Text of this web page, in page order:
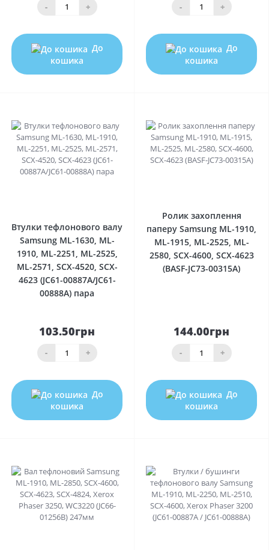
- +
До
кошика
- +
До
кошика
Втулки тефлонового валу
Samsung ML-1630, ML-
1910, ML-2251, ML-2525,
ML-2571, SCX-4520, SCX-
4623 (JC61-00887A/JC61-
00888A) пара
103.50грн
- +
До
кошика
Ролик захоплення
паперу Samsung ML-1910,
ML-1915, ML-2525, ML-
2580, SCX-4600, SCX-4623
(BASF-JC73-00315A)
144.00грн
- +
До
кошика